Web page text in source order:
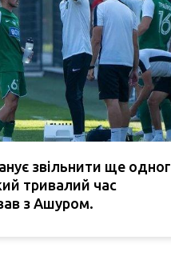
звільнити ще
тривалий час
з Ашуром.